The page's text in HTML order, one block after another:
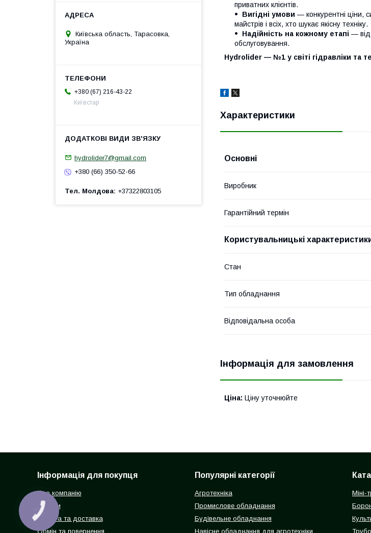
приватних клієнтів.
Вигідні умови — конкурентні ціни,
майстрів і всіх, хто шукає якісну техніку.
Надійність на кожному етапі — від
обслуговування.
Hydrolider — №1 у світі гідравліки та
Характеристики
Основні
Виробник
Гарантійний термін
Користувальницькі
Стан
Тип обладнання
Відповідальна особа
Інформація для замовлення
Ціна: Ціну уточнюйте
Київська область, Тарасовка,
Україна
+380 (67) 216-43-22
Київстар
hydrolider7@gmail.com
+380 (66) 350-52-66
Тел. Молдова +37322803105
Інформація для покупця
Про компанію
Відгуки
Оплата та доставка
Обмін та повернення
Популярні категорії
Агротехніка
Промислове обладнання
Будівельне обладнання
Навісне обладнання для агротехніки
Міні-
КНОПКА
ЗВ'ЯЗКУ